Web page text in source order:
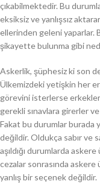
çıkabilmektedir. Bu
eksiksiz ve yanlışsız
ellerinden geleni yaparlar.
şikayette bulunma gibi
Askerlik, şüphesiz ki son
Ülkemizdeki yetişkin her
görevini isterlerse
gerekli sınavlara girerler
Fakat bu durumlar burada
değildir. Oldukça sabır ve
aşıldığı durumlarda
cezalar sonrasında
yanlış bir seçenek değildir.